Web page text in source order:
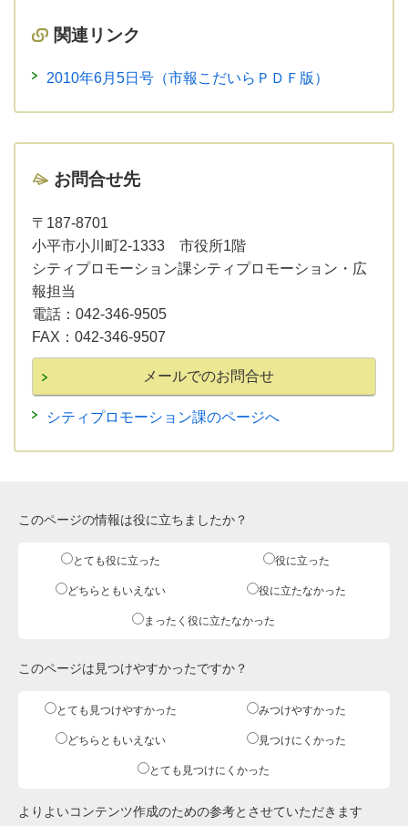
関連リンク
2010年6月5日号（市報こだいらＰＤＦ版）
お問合せ先
〒187-8701
小平市小川町2-1333 市役所1階
シティプロモーション課シティプロモーション・広
報担当
電話： 042-346-9505
FAX： 042-346-9507
シティプロモーション課のページへ
このページの情報は役に立ちましたか？
とても役に立った 役に立った
どちらともいえない 役に立たなかった
まったく役に立たなかった
このページは見つけやすかったですか？
とても見つけやすかった みつけやすかった
どちらともいえない 見つけにくかった
とても見つけにくかった
よりよいコンテンツ作成のための参考とさせていただきます